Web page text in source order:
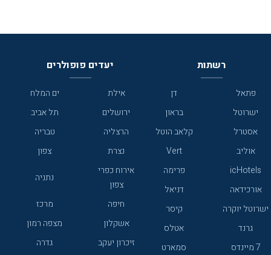
רשתות
פתאל
דן
ישרוטל
בראון
אסטרל
קלאב הוטל
אוליב
Vert
icHotels
פרימה
אורכידאה
דניאל
ישרוטל יוקרה
קיסר
גרנד
אטלס
7 מיינדס
סמארט
יעדים פופולרים
אילת
ים המלח
ירושלים
תל אביב
הרצליה
טבריה
נצרת
צפון
אירוח כפרי
צפון
נתניה
חיפה
מרכז
אשקלון
מצפה רמון
זיכרון יעקב
גדרה